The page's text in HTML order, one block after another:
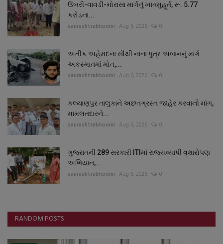
ઉંબરી-વાવડી-મોરાસા માર્ગનું ખાતમુહૂર્ત, રૂ. 5.77
કરોડના...
saurashtrabhoomi Aug 6, 2026 0
અતીક અહેમદના સૌથી નાના પુત્ર અબાનનું માર્ગ
અકસ્માતમાં મોત,...
saurashtrabhoomi Aug 6, 2026 0
કલ્યાણપુર તાલુકાને અછતગ્રસ્ત જાહેર કરવાની માંગ,
મામલતદારને...
saurashtrabhoomi Aug 6, 2026 0
ગુજરાતની 289 સરકારી ITIમાં રાજ્યવ્યાપી વૃક્ષારોપણ
અભિયાન,...
saurashtrabhoomi Aug 6, 2026 0
RANDOM POSTS